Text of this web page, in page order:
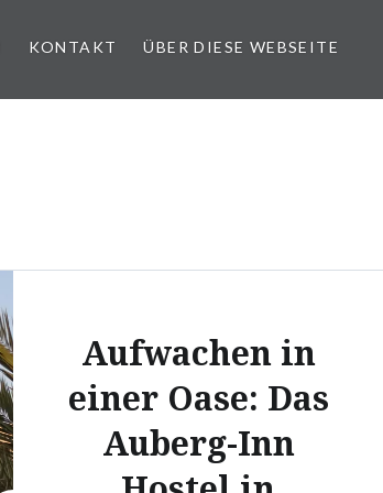
KONTAKT ÜBER DIESE WEBSEITE
Aufwachen in
einer Oase: Das
Auberg-Inn